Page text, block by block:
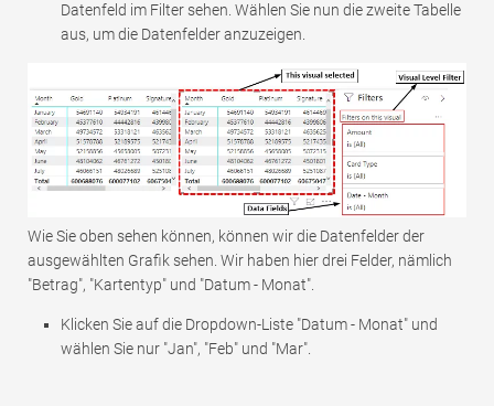
Datenfeld im Filter sehen. Wählen Sie nun die zweite Tabelle
aus, um die Datenfelder anzuzeigen.
Wie Sie oben sehen können, können wir die Datenfelder der
ausgewählten Grafik sehen. Wir haben hier drei Felder, nämlich
"Betrag", "Kartentyp" und "Datum - Monat".
Klicken Sie auf die Dropdown-Liste "Datum - Monat" und
wählen Sie nur "Jan", "Feb" und "Mar".